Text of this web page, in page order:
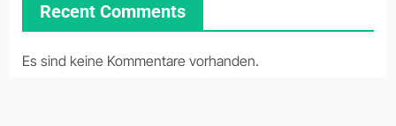
Recent Comments
Es sind keine Kommentare vorhanden.